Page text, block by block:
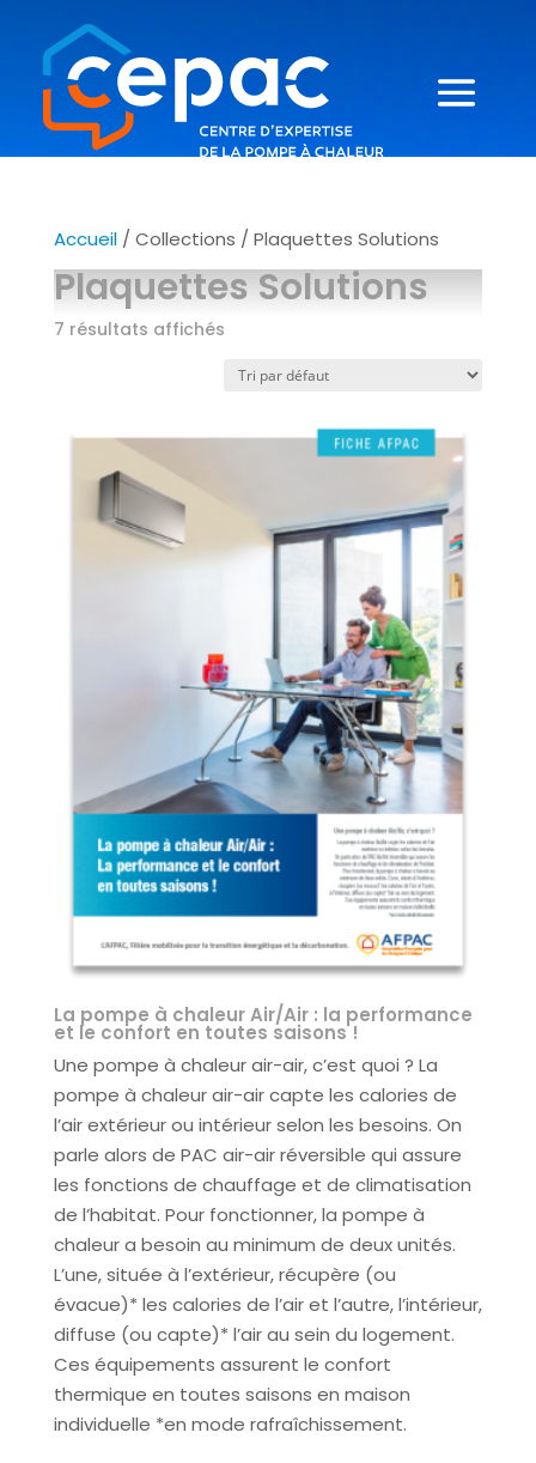
Accueil/ Collections / Plaquettes Solutions
Plaquettes Solutions
7 résultats affichés
La pompe à chaleur Air/Air : la performance
et le confort en toutes saisons !
Une pompe à chaleur air-air, c’est quoi ? La
pompe à chaleur air-air capte les calories de
l’air extérieur ou intérieur selon les besoins. On
parle alors de PAC air-air réversible qui assure
les fonctions de chauffage et de climatisation
de l’habitat. Pour fonctionner, la pompe à
chaleur a besoin au minimum de deux unités.
L’une, située à l’extérieur, récupère (ou
évacue)* les calories de l’air et l’autre, l’intérieur,
diffuse (ou capte)* l’air au sein du logement.
Ces équipements assurent le confort
thermique en toutes saisons en maison
individuelle *en mode rafraîchissement.